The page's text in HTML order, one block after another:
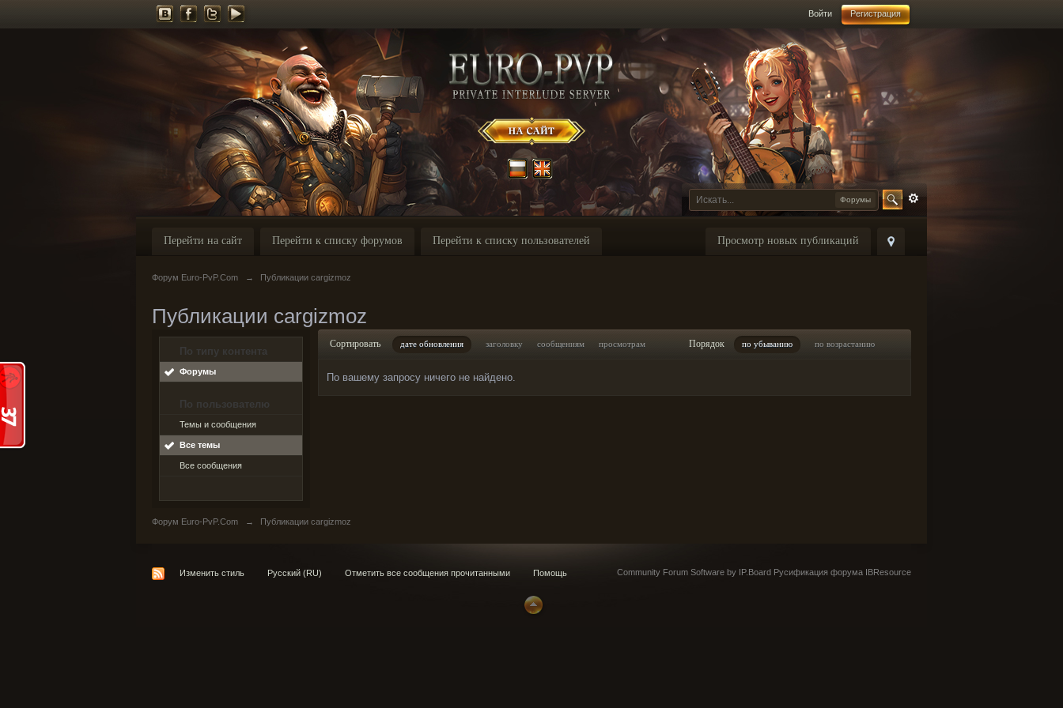
Войти Регистрация
Форумы
Просмотр новых публикаций
Перейти на сайт Перейти к списку форумов Перейти к списку пользователей
Форум Euro-PvP.Com → Публикации cargizmoz
Публикации cargizmoz
По типу контента
Форумы
По пользователю
Темы и сообщения
Все темы
Все сообщения
Сортировать дате обновления заголовку сообщениям просмотрам Порядок по убыванию по возрастанию
По вашему запросу ничего не найдено.
Форум Euro-PvP.Com → Публикации cargizmoz
Изменить стиль Русский (RU) Отметить все сообщения прочитанными Помощь Community Forum Software by IP.Board Русификация форума IBResource